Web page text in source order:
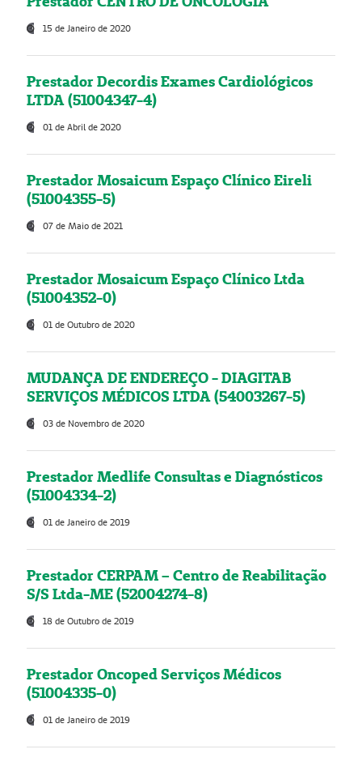
15 de Janeiro de 2020
Prestador Decordis Exames Cardiológicos
LTDA (51004347-4)
01 de Abril de 2020
Prestador Mosaicum Espaço Clínico Eireli
(51004355-5)
07 de Maio de 2021
Prestador Mosaicum Espaço Clínico Ltda
(51004352-0)
01 de Outubro de 2020
MUDANÇA DE ENDEREÇO - DIAGITAB
SERVIÇOS MÉDICOS LTDA (54003267-5)
03 de Novembro de 2020
Prestador Medlife Consultas e Diagnósticos
(51004334-2)
01 de Janeiro de 2019
Prestador CERPAM – Centro de Reabilitação
S/S Ltda-ME (52004274-8)
18 de Outubro de 2019
Prestador Oncoped Serviços Médicos
(51004335-0)
01 de Janeiro de 2019